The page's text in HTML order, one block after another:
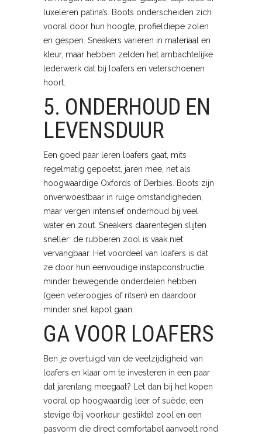
luxeleren patina’s. Boots onderscheiden zich
vooral door hun hoogte, profieldiepe zolen
en gespen. Sneakers variëren in materiaal en
kleur, maar hebben zelden het ambachtelijke
lederwerk dat bij loafers en veterschoenen
hoort.
5. ONDERHOUD EN
LEVENSDUUR
Een goed paar leren loafers gaat, mits
regelmatig gepoetst, jaren mee, net als
hoogwaardige Oxfords of Derbies. Boots zijn
onverwoestbaar in ruige omstandigheden,
maar vergen intensief onderhoud bij veel
water en zout. Sneakers daarentegen slijten
sneller: de rubberen zool is vaak niet
vervangbaar. Het voordeel van loafers is dat
ze door hun eenvoudige instapconstructie
minder bewegende onderdelen hebben
(geen veteroogjes of ritsen) en daardoor
minder snel kapot gaan.
GA VOOR LOAFERS
Ben je overtuigd van de veelzijdigheid van
loafers en klaar om te investeren in een paar
dat jarenlang meegaat? Let dan bij het kopen
vooral op hoogwaardig leer of suède, een
stevige (bij voorkeur gestikte) zool en een
pasvorm die direct comfortabel aanvoelt rond